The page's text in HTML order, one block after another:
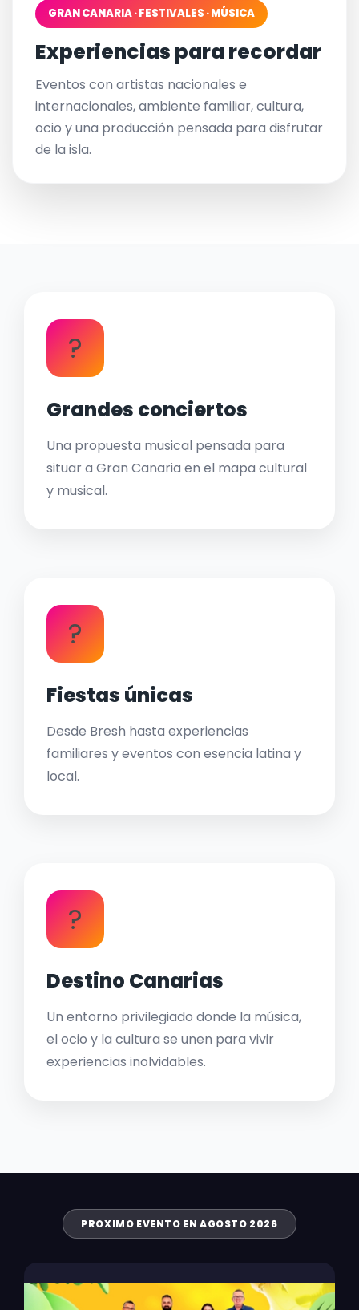
GRAN CANARIA · FESTIVALES · MÚSICA
Experiencias para recordar
Eventos con artistas nacionales e
internacionales, ambiente familiar, cultura,
ocio y una producción pensada para disfrutar
de la isla.
?
Grandes conciertos
Una propuesta musical pensada para
situar a Gran Canaria en el mapa cultural
y musical.
?
Fiestas únicas
Desde Bresh hasta experiencias
familiares y eventos con esencia latina y
local.
?
Destino Canarias
Un entorno privilegiado donde la música,
el ocio y la cultura se unen para vivir
experiencias inolvidables.
PROXIMO EVENTO EN AGOSTO 2026